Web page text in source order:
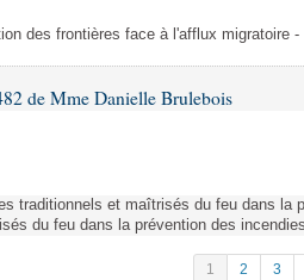
des frontières face à l'afflux migratoire
de Mme Danielle Brulebois
traditionnels et maîtrisés du feu dans la
du feu dans la prévention des
1 2 3